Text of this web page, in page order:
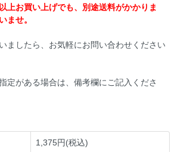
上お買い上げでも、別途送料がかかりま
ませ。
ましたら、お気軽にお問い合わせください
定がある場合は、備考欄にご記入くださ
1,375円(税込)